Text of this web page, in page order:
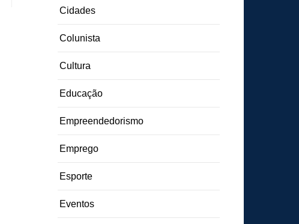
Cidades
Colunista
Cultura
Educação
Empreendedorismo
Emprego
Esporte
Eventos